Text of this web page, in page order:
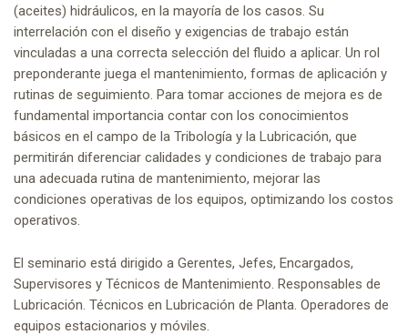
(aceites) hidráulicos, en la mayoría de los casos. Su
interrelación con el diseño y exigencias de trabajo están
vinculadas a una correcta selección del fluido a aplicar. Un rol
preponderante juega el mantenimiento, formas de aplicación y
rutinas de seguimiento. Para tomar acciones de mejora es de
fundamental importancia contar con los conocimientos
básicos en el campo de la Tribología y la Lubricación, que
permitirán diferenciar calidades y condiciones de trabajo para
una adecuada rutina de mantenimiento, mejorar las
condiciones operativas de los equipos, optimizando los costos
operativos.
El seminario está dirigido a Gerentes, Jefes, Encargados,
Supervisores y Técnicos de Mantenimiento. Responsables de
Lubricación. Técnicos en Lubricación de Planta. Operadores de
equipos estacionarios y móviles.